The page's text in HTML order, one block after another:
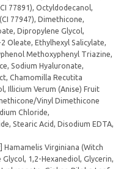
77891), Octyldodecanol,
77947), Dimethicone,
Dipropylene Glycol,
Oleate, Ethylhexyl Salicylate,
Methoxyphenyl Triazine,
Sodium Hyaluronate,
Chamomilla Recutita
Illicium Verum (Anise) Fruit
Vinyl Dimethicone
Chloride,
Stearic Acid, Disodium EDTA,
] Hamamelis Virginiana (Witch
1,2-Hexanediol, Glycerin,